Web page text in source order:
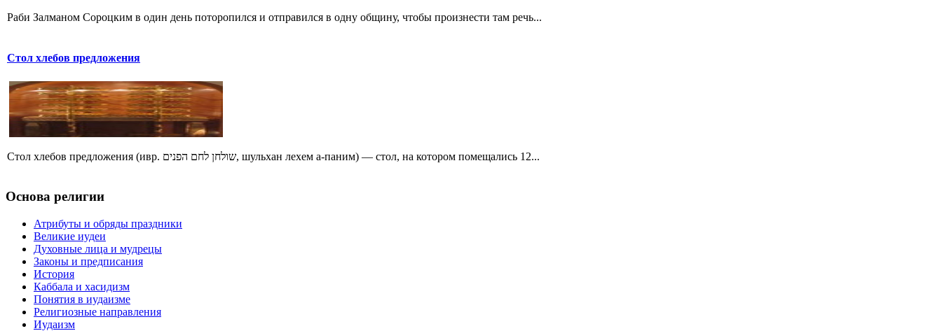
Раби Залманом Сороцким в один день поторопился и отправился в одну общину, чтобы произнести там речь...
Стол хлебов предложения
Стол хлебов предложения (ивр. שולחן לחם הפנים‎, шульхан лехем а-паним) — стол, на котором помещались 12...
Основа религии
Атрибуты и обряды праздники
Великие иудеи
Духовные лица и мудрецы
Законы и предписания
История
Каббала и хасидизм
Понятия в иудаизме
Религиозные направления
Иудаизм